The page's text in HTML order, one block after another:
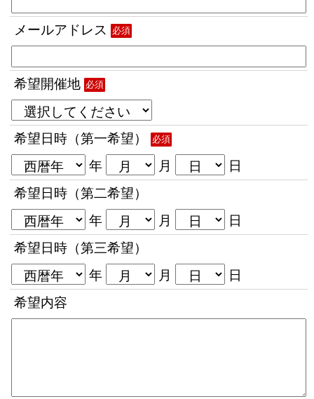
メールアドレス 必須
希望開催地 必須
希望日時（第一希望） 必須
年 月
日
希望日時（第二希望）
年
月
日
希望日時（第三希望）
年
月
日
希望内容